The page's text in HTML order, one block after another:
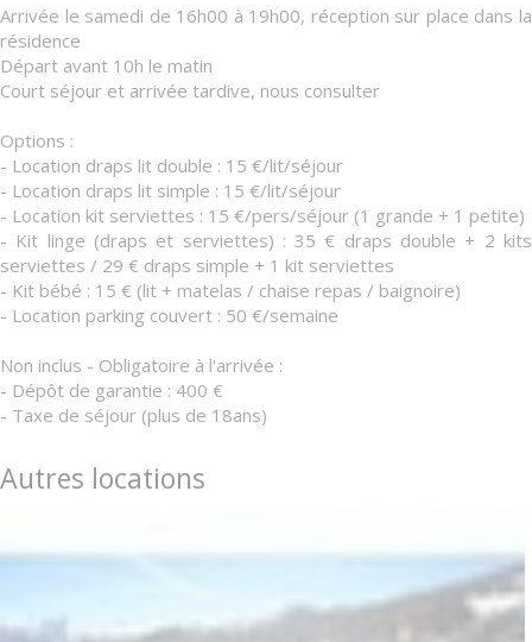
Arrivée le samedi de 16h00 à 19h00, réception sur place dans la
résidence
Départ avant 10h le matin
Court séjour et arrivée tardive, nous consulter
Options :
- Location draps lit double : 15 €/lit/séjour
- Location draps lit simple : 15 €/lit/séjour
- Location kit serviettes : 15 €/pers/séjour (1 grande + 1 petite)
- Kit linge (draps et serviettes) : 35 € draps double + 2 kits
serviettes / 29 € draps simple + 1 kit serviettes
- Kit bébé : 15 € (lit + matelas / chaise repas / baignoire)
- Location parking couvert : 50 €/semaine
Non inclus - Obligatoire à l'arrivée :
- Dépôt de garantie : 400 €
- Taxe de séjour (plus de 18ans)
Autres locations